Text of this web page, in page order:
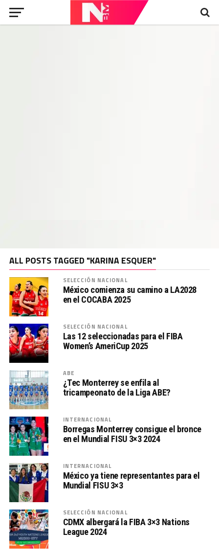
ALL POSTS TAGGED "KARINA ESQUER"
SELECCIÓN NACIONAL
México comienza su camino a LA2028
en el COCABA 2025
SELECCIÓN NACIONAL
Las 12 seleccionadas para el FIBA
Women’s AmeriCup 2025
ABE
¿Tec Monterrey se enfila al
tricampeonato de la Liga ABE?
INTERNACIONAL
Borregas Monterrey consigue el bronce
en el Mundial FISU 3×3 2024
INTERNACIONAL
México ya tiene representantes para el
Mundial FISU 3×3
SELECCIÓN NACIONAL
CDMX albergará la FIBA 3×3 Nations
League 2024